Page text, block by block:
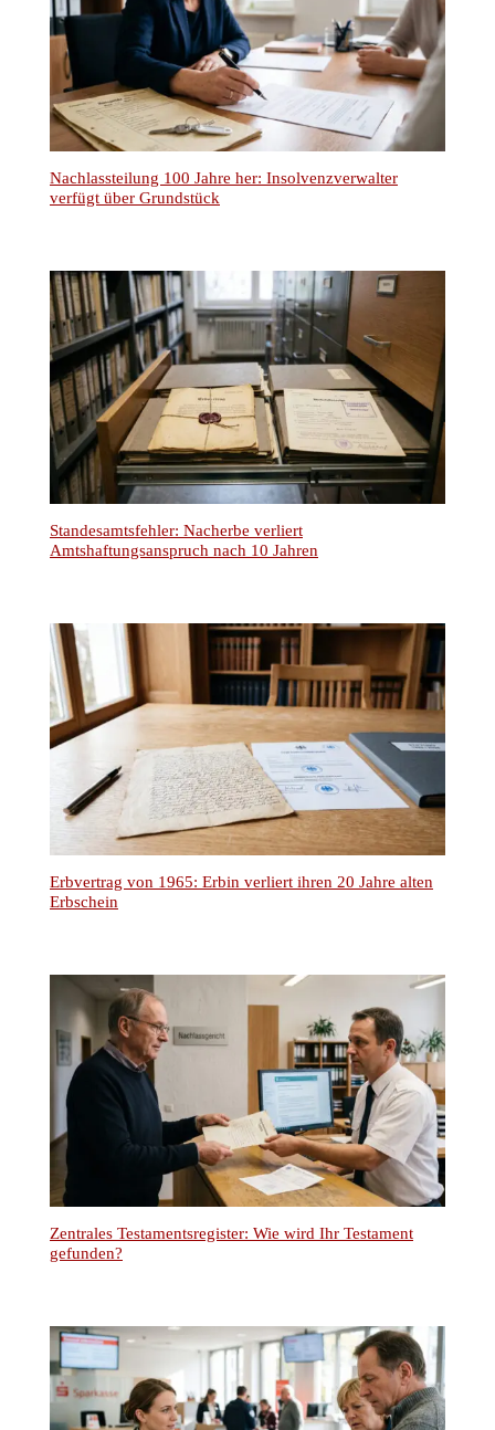
Nachlassteilung 100 Jahre her: Insolvenzverwalter
verfügt über Grundstück
Standesamtsfehler: Nacherbe verliert
Amtshaftungsanspruch nach 10 Jahren
Erbvertrag von 1965: Erbin verliert ihren 20 Jahre alten
Erbschein
Zentrales Testamentsregister: Wie wird Ihr Testament
gefunden?